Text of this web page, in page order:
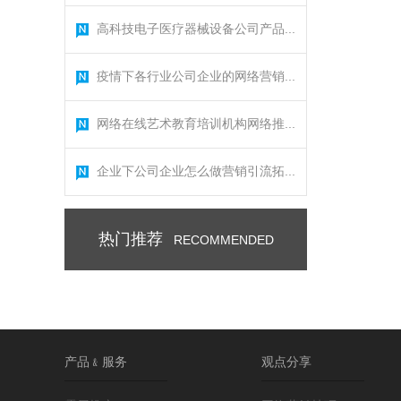
高科技电子医疗器械设备公司产品...
疫情下各行业公司企业的网络营销...
网络在线艺术教育培训机构网络推...
企业下公司企业怎么做营销引流拓...
热门推荐 RECOMMENDED
产品﹠服务 观点分享